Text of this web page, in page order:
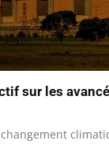
sur les
changement